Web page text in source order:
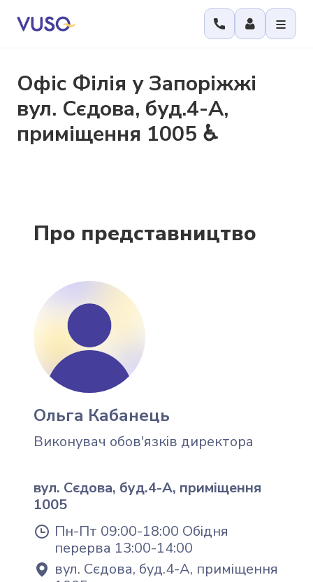
Офіс Філія у Запоріжжі
вул. Сєдова, буд.4-А,
приміщення 1005 ♿️
Про представництво
Ольга Кабанець
Виконувач обов'язків директора
вул. Сєдова, буд.4-А, приміщення
1005
Пн-Пт 09:00-18:00 Обідня
перерва 13:00-14:00
вул. Сєдова, буд.4-А, приміщення